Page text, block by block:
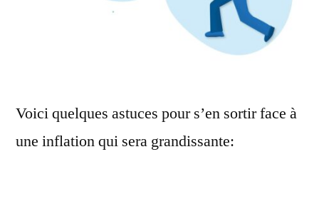
Voici quelques astuces pour s’en sortir face à
une inflation qui sera grandissante: